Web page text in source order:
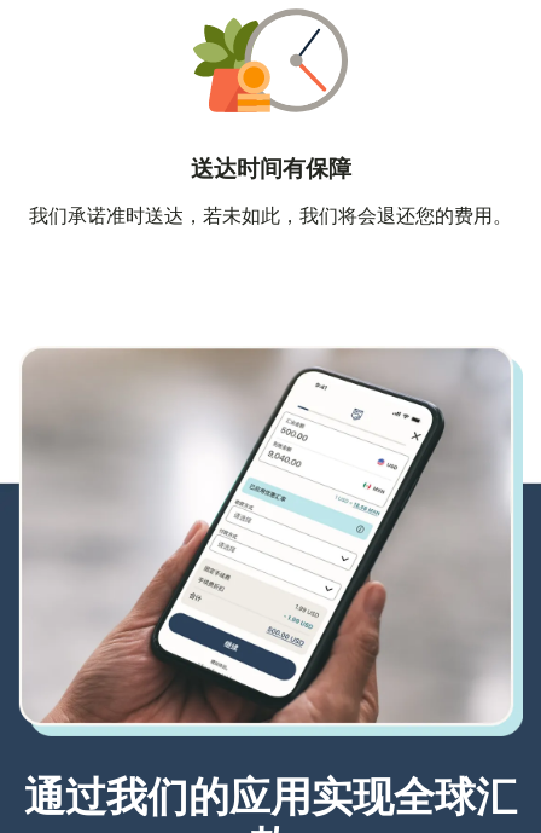
送达时间有保障
我们承诺准时送达，若未如此，我们将会退还您的费用。
通过我们的应用实现全球汇